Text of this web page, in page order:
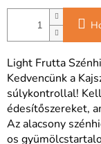
Light Frutta
Kedvencünk a
súlykontrollal!
édesítőszereket,
Az alacsony
os